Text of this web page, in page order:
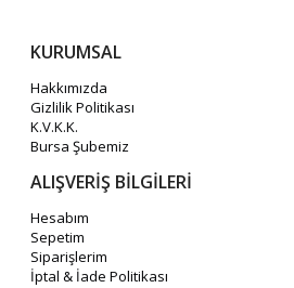
KURUMSAL
Hakkımızda
Gizlilik Politikası
K.V.K.K.
Bursa Şubemiz
ALIŞVERİŞ BİLGİLERİ
Hesabım
Sepetim
Siparişlerim
İptal & İade Politikası